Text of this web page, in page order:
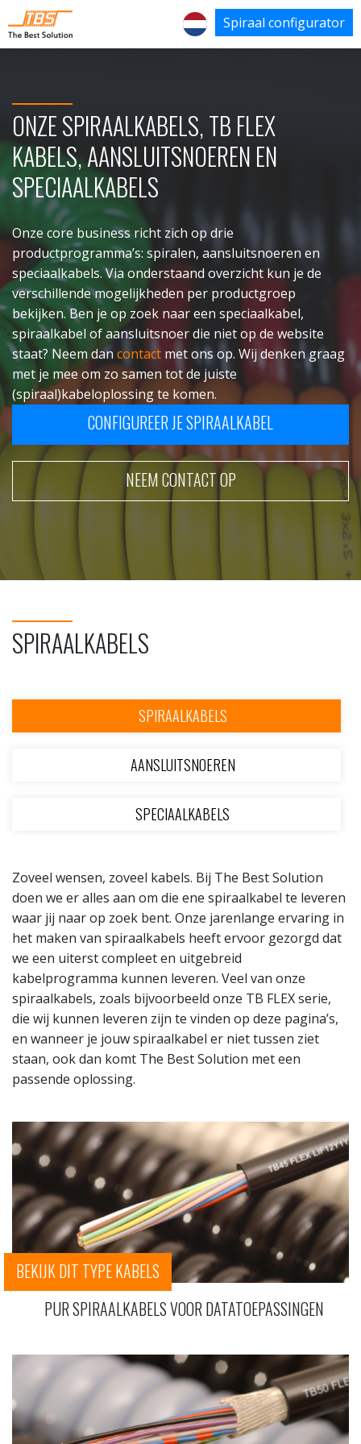
Spiraal configurator
ONZE SPIRAALKABELS, TB FLEX
KABELS, AANSLUITSNOEREN EN
SPECIAALKABELS
Onze core business richt zich op drie
productprogramma’s: spiralen, aansluitsnoeren en
speciaalkabels. Via onderstaand overzicht kun je de
verschillende mogelijkheden per productgroep
bekijken. Ben je op zoek naar een speciaalkabel,
spiraalkabel of aansluitsnoer die niet op de website
staat? Neem dan contact met ons op. Wij denken graag
met je mee om zo samen tot de juiste
(spiraal)kabeloplossing te komen.
CONFIGUREER JE SPIRAALKABEL
NEEM CONTACT OP
SPIRAALKABELS
SPIRAALKABELS
AANSLUITSNOEREN
SPECIAALKABELS
Zoveel wensen, zoveel kabels. Bij The Best Solution
doen we er alles aan om die ene spiraalkabel te leveren
waar jij naar op zoek bent. Onze jarenlange ervaring in
het maken van spiraalkabels heeft ervoor gezorgd dat
we een uiterst compleet en uitgebreid
kabelprogramma kunnen leveren. Veel van onze
spiraalkabels, zoals bijvoorbeeld onze TB FLEX serie,
die wij kunnen leveren zijn te vinden op deze pagina’s,
en wanneer je jouw spiraalkabel er niet tussen ziet
staan, ook dan komt The Best Solution met een
passende oplossing.
BEKIJK DIT TYPE KABELS
PUR SPIRAALKABELS VOOR DATATOEPASSINGEN